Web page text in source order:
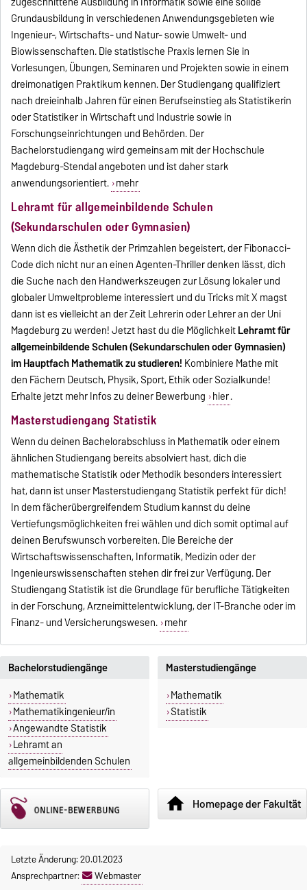
Grundausbildung in verschiedenen Anwendungsgebieten wie
Ingenieur-, Wirtschafts- und Natur- sowie Umwelt- und
Biowissenschaften. Die statistische Praxis lernen Sie in
Vorlesungen, Übungen, Seminaren und Projekten sowie in einem
dreimonatigen Praktikum kennen. Der Studiengang qualifiziert
nach dreieinhalb Jahren für einen Berufseinstieg als Statistikerin
oder Statistiker in Wirtschaft und Industrie sowie in
Forschungseinrichtungen und Behörden. Der
Bachelorstudiengang wird gemeinsam mit der Hochschule
Magdeburg-Stendal angeboten und ist daher stark
anwendungsorientiert. mehr
Lehramt für allgemeinbildende Schulen
(Sekundarschulen oder Gymnasien)
Wenn dich die Ästhetik der Primzahlen begeistert, der Fibonacci-
Code dich nicht nur an einen Agenten-Thriller denken lässt, dich
die Suche nach den Handwerkszeugen zur Lösung lokaler und
globaler Umweltprobleme interessiert und du Tricks mit X magst
dann ist es vielleicht an der Zeit Lehrerin oder Lehrer an der Uni
Magdeburg zu werden! Jetzt hast du die MöglichkeitLehramt für
allgemeinbildende Schulen (Sekundarschulen oder Gymnasien)
im Hauptfach Mathematik zu studieren! Kombiniere Mathe mit
den Fächern Deutsch, Physik, Sport, Ethik oder Sozialkunde!
Erhalte jetzt mehr Infos zu deiner Bewerbung hier.
Masterstudiengang Statistik
Wenn du deinen Bachelorabschluss in Mathematik oder einem
ähnlichen Studiengang bereits absolviert hast, dich die
mathematische Statistik oder Methodik besonders interessiert
hat, dann ist unser Masterstudiengang Statistik perfekt für dich!
In dem fächerübergreifendem Studium kannst du deine
Vertiefungsmöglichkeiten frei wählen und dich somit optimal auf
deinen Berufswunsch vorbereiten. Die Bereiche der
Wirtschaftswissenschaften, Informatik, Medizin oder der
Ingenieurswissenschaften stehen dir frei zur Verfügung. Der
Studiengang Statistik ist die Grundlage für berufliche Tätigkeiten
in der Forschung, Arzneimittelentwicklung, der IT-Branche oder im
Finanz- und Versicherungswesen. mehr
Bachelorstudiengänge
Mathematik
Mathematikingenieur/in
Angewandte Statistik
Lehramt an
allgemeinbildenden Schulen
home Homepage der Fakultät
Masterstudiengänge
Mathematik
Statistik
Letzte Änderung: 20.01.2023
Ansprechpartner:
Webmaster